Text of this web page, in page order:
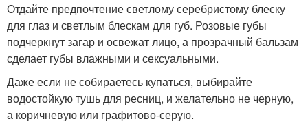
Отдайте предпочтение светлому серебристому блеску
для глаз и светлым блескам для губ. Розовые губы
подчеркнут загар и освежат лицо, а прозрачный бальзам
сделает губы влажными и сексуальными.
Даже если не собираетесь купаться, выбирайте
водостойкую тушь для ресниц, и желательно не черную,
а коричневую или графитово-серую.